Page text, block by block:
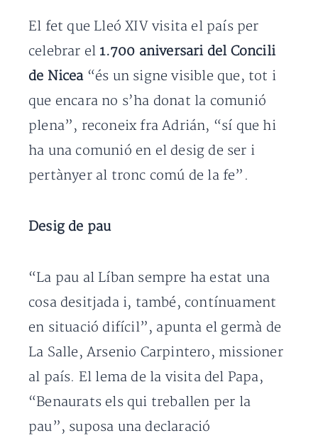
El fet que Lleó XIV visita el país per
celebrar el 1.700 aniversari del Concili
de Nicea“és un signe visible que, tot i
que encara no s’ha donat la comunió
plena”, reconeix fra Adrián, “sí que hi
ha una comunió en el desig de ser i
pertànyer al tronc comú de la fe”.
Desig de pau
“La pau al Líban sempre ha estat una
cosa desitjada i, també, contínuament
en situació difícil”, apunta el germà de
La Salle, Arsenio Carpintero, missioner
al país. El lema de la visita del Papa,
“Benaurats els qui treballen per la
pau”, suposa una declaració